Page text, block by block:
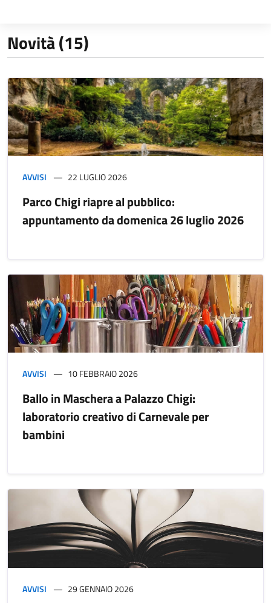
Novità (15)
AVVISI 22 LUGLIO 2026
Parco Chigi riapre al pubblico:
appuntamento da domenica 26 luglio 2026
AVVISI 10 FEBBRAIO 2026
Ballo in Maschera a Palazzo Chigi:
laboratorio creativo di Carnevale per
bambini
AVVISI 29 GENNAIO 2026